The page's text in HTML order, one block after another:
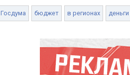
Госдума бюджет в регионах деньги